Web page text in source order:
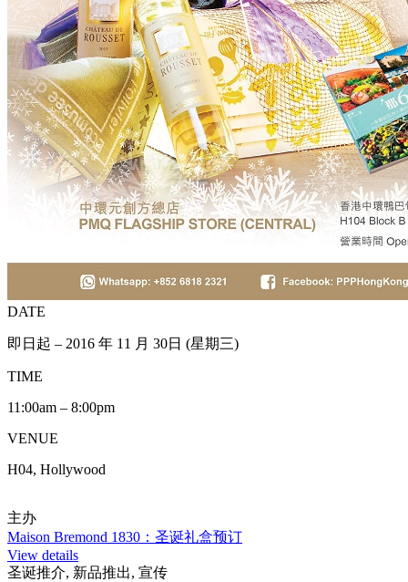
DATE
即日起 – 2016 年 11 月 30日 (星期三)
TIME
11:00am – 8:00pm
VENUE
H04, Hollywood
主办
Maison Bremond 1830：圣诞礼盒预订
View details
圣诞推介, 新品推出, 宣传